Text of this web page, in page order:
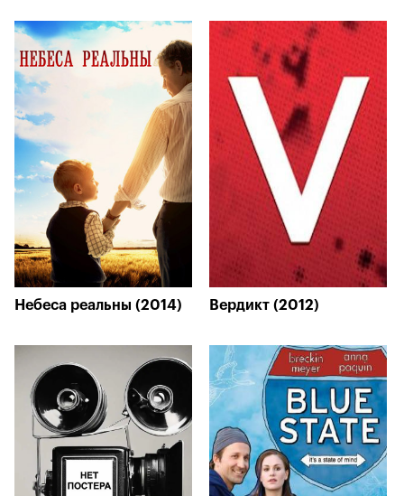
Небеса реальны (2014) Вердикт (2012)